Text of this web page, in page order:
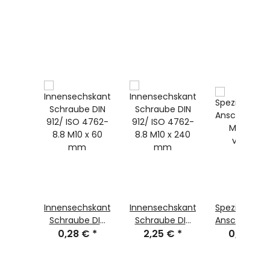
Innensechskant-
Schraube DIN
912/ ISO 4762-
0,28 € *
Innensechskant-
Schraube DIN
912/ ISO 4762-
2,25 € *
M10 Stahl
0,34 €